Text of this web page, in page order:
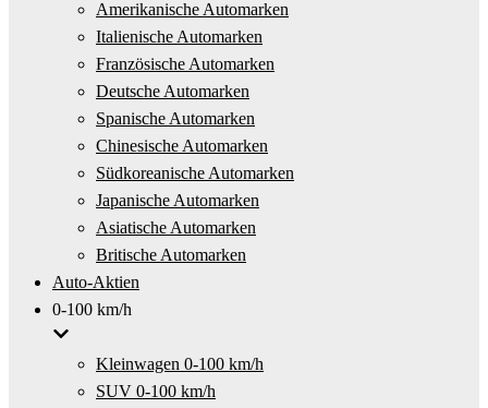
Amerikanische Automarken
Italienische Automarken
Französische Automarken
Deutsche Automarken
Spanische Automarken
Chinesische Automarken
Südkoreanische Automarken
Japanische Automarken
Asiatische Automarken
Britische Automarken
Auto-Aktien
0-100 km/h
Kleinwagen 0-100 km/h
SUV 0-100 km/h